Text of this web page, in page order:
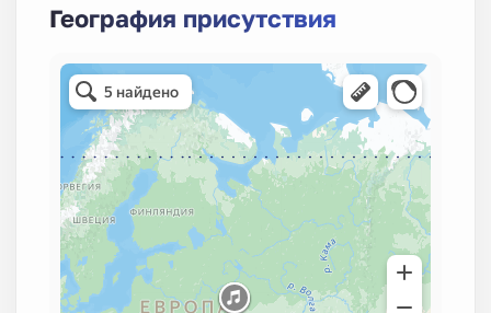
География присутствия